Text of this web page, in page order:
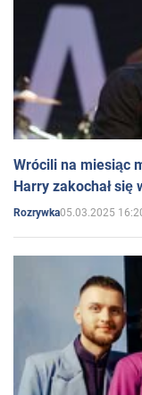
Wrócili na miesiąc
Harry zakochał
Rozrywka05.03.2025